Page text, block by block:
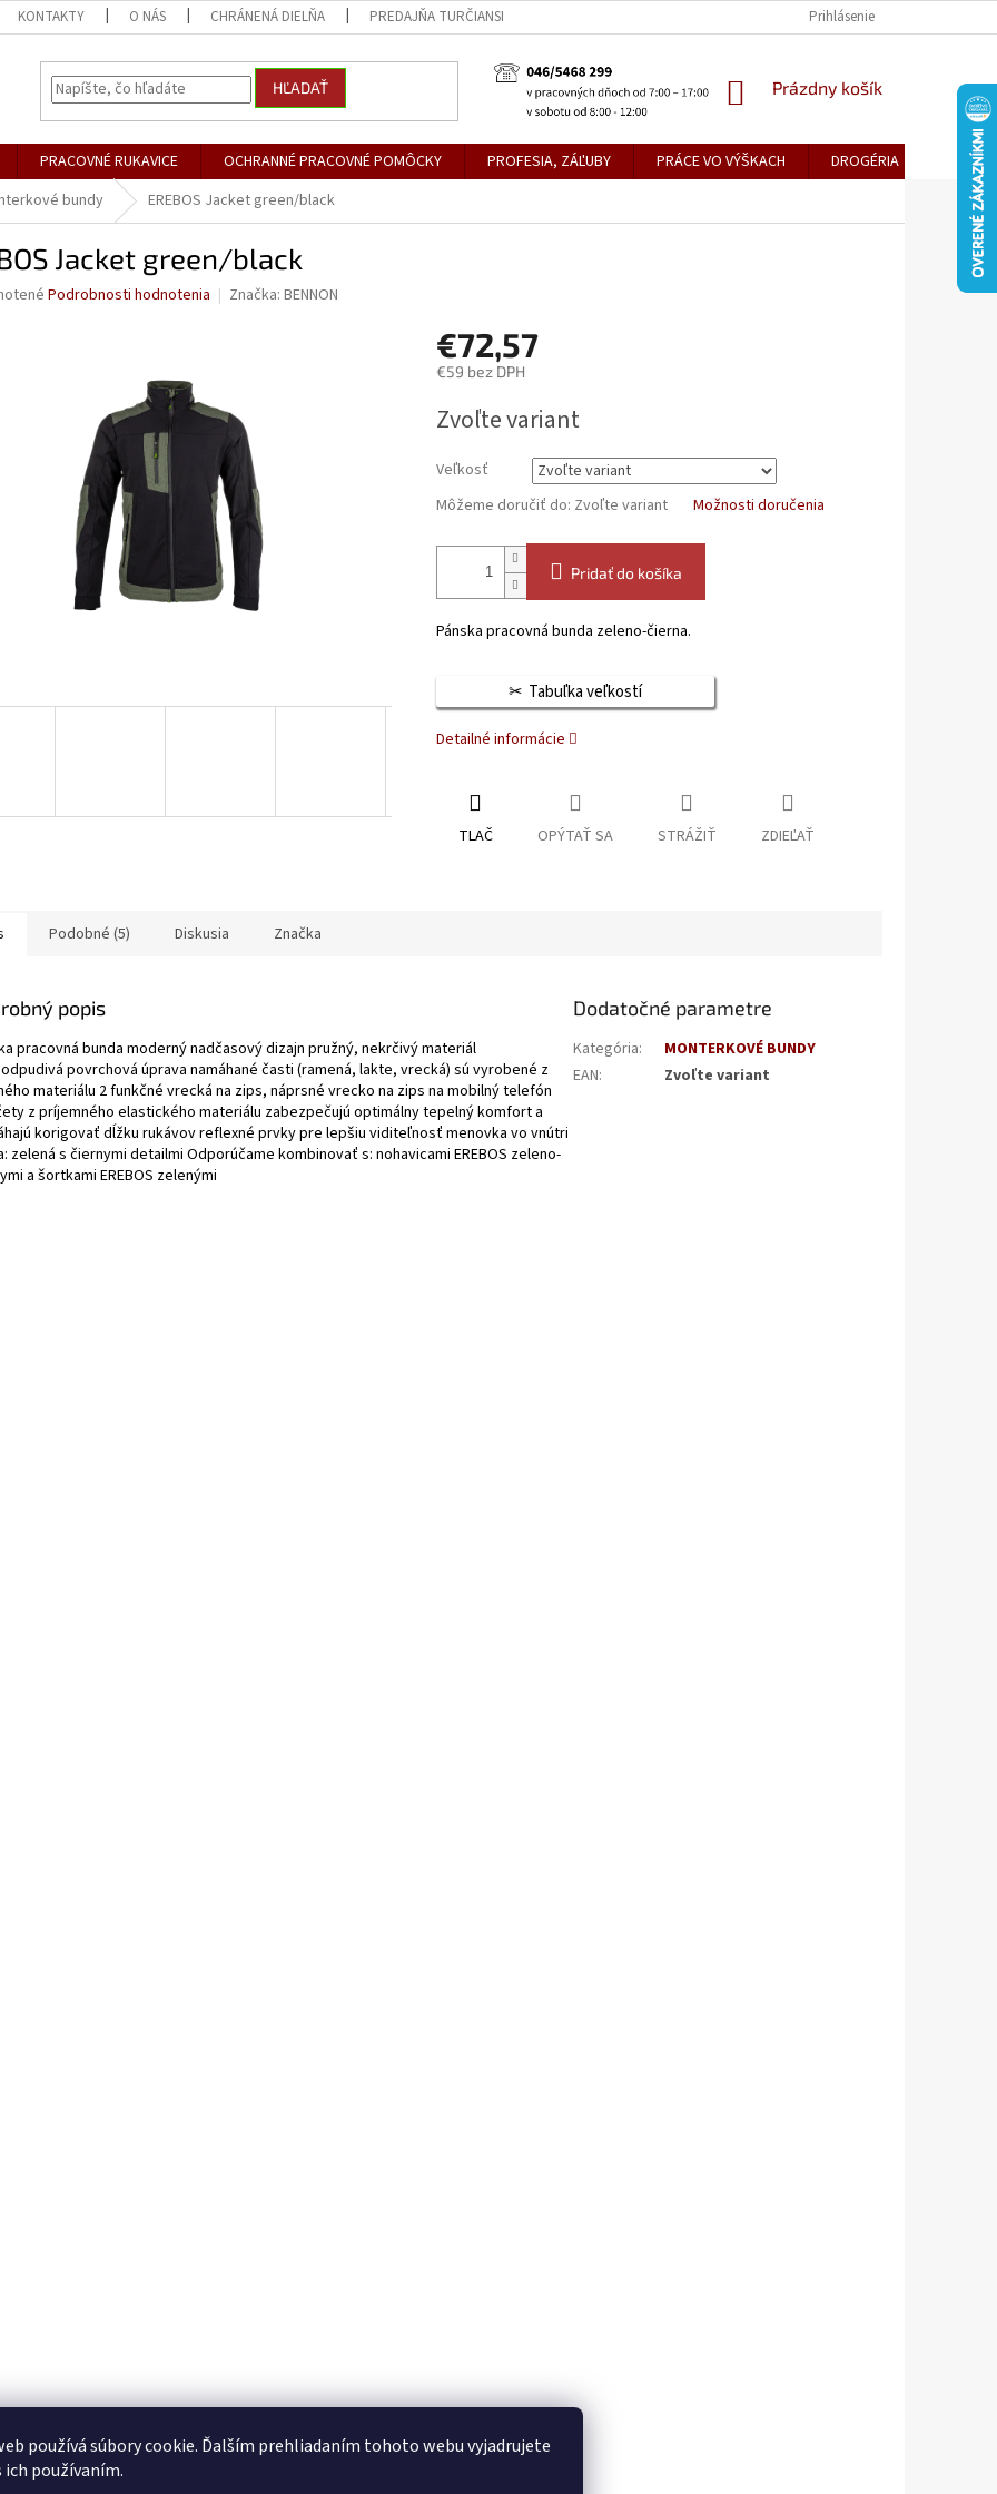
používá súbory cookie. Ďalším prehliadaním tohoto webu vyjadrujete
ich používaním.
KONTAKTY O NÁS CHRÁNENÁ DIELŇA PREDAJŇA TURČIANSKE TEPLICE DOPRAVA A PLATBY
Prihlásenie
HĽADAŤ
NÁKUPNÝ
Prázdny košík
PRACOVNÉ RUKAVICE OCHRANNÉ PRACOVNÉ POMÔCKY PROFESIA, ZÁĽUBY PRÁCE VO VÝŠKACH DROGÉRIA
bundy
EREBOS Jacket green/black
Jacket green/black
Podrobnosti hodnotenia Značka: BENNON
€72,57
€59 bez DPH
cena:
Zvoľte variant
Veľkosť
Môžeme doručiť do: Zvoľte variant Možnosti doručenia
Pridať do košíka
Pánska pracovná bunda zeleno-čierna.
Tabuľka veľkostí
Detailné informácie
TLAČ OPÝTAŤ SA STRÁŽIŤ ZDIEĽAŤ
Podobné (5) Diskusia Značka
popis
pracovná bunda moderný nadčasový dizajn pružný, nekrčivý materiál
povrchová úprava namáhané časti (ramená, lakte, vrecká) sú vyrobené z
materiálu 2 funkčné vrecká na zips, náprsné vrecko na zips na mobilný telefón
z príjemného elastického materiálu zabezpečujú optimálny tepelný komfort a
korigovať dĺžku rukávov reflexné prvky pre lepšiu viditeľnosť menovka vo vnútri
zelená s čiernymi detailmi Odporúčame kombinovať s: nohavicami EREBOS zeleno-
a šortkami EREBOS zelenými
Dodatočné parametre
Kategória:
MONTERKOVÉ BUNDY
EAN: Zvoľte variant